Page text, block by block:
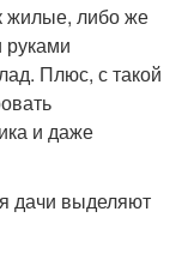
жилые, либо же
Плюс, с такой
и даже
дачи выделяют